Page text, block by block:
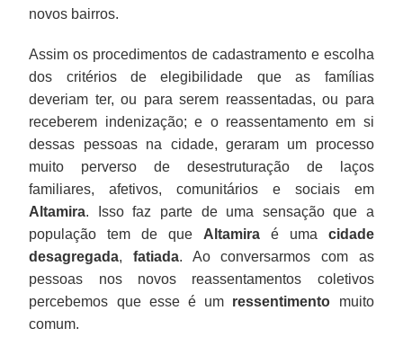
novos bairros.
Assim os procedimentos de cadastramento e escolha
dos critérios de elegibilidade que as famílias
deveriam ter, ou para serem reassentadas, ou para
receberem indenização; e o reassentamento em si
dessas pessoas na cidade, geraram um processo
muito perverso de desestruturação de laços
familiares, afetivos, comunitários e sociais em
Altamira. Isso faz parte de uma sensação que a
população tem de que Altamiraé uma cidade
desagregada,fatiada. Ao conversarmos com as
pessoas nos novos reassentamentos coletivos
percebemos que esse é um ressentimento muito
comum.